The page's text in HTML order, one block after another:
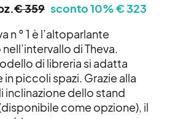
€ 359 sconto 10% € 323
n ° 1 è l’altoparlante
di Theva.
di libreria si adatta
piccoli spazi. Grazie alla
inclinazione dello stand
come opzione), il